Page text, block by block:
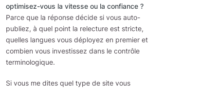
optimisez-vous la vitesse ou la confiance ?
Parce que la réponse décide si vous auto-
publiez, à quel point la relecture est stricte,
quelles langues vous déployez en premier et
combien vous investissez dans le contrôle
terminologique.
Si vous me dites quel type de site vous